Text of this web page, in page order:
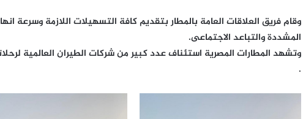
وقام فريق العلاقات العامة بالمطار بتقديم كافة التسهيلات اللازمة وسرعة
المشددة والتباعد الاجتماعى.
وتشهد المطارات المصرية استئناف عدد كبير من شركات الطيران العالمية
.